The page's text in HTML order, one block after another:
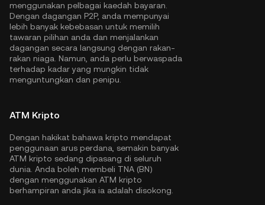
menggunakan pelbagai kaedah bayaran.
Dengan dagangan P2P, anda mempunyai
lebih banyak kebebasan untuk memilih
tawaran pilihan anda dan menjalankan
dagangan secara langsung dengan rakan-
rakan niaga. Namun, anda perlu berwaspada
terhadap kadar yang mungkin tidak
menguntungkan dan penipu.
ATM Kripto
Dengan hakikat bahawa kripto mendapat
penggunaan arus perdana, semakin banyak
ATM kripto sedang dipasang di seluruh
dunia. Anda boleh membeli TNA (BN)
dengan menggunakan ATM kripto
berhampiran anda jika ia adalah disokong.